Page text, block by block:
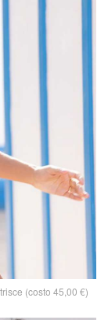
(costo 45,00 €)